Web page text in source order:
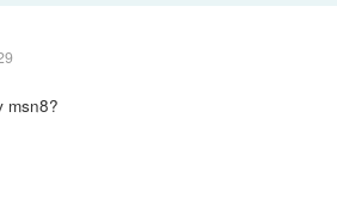
msn8?